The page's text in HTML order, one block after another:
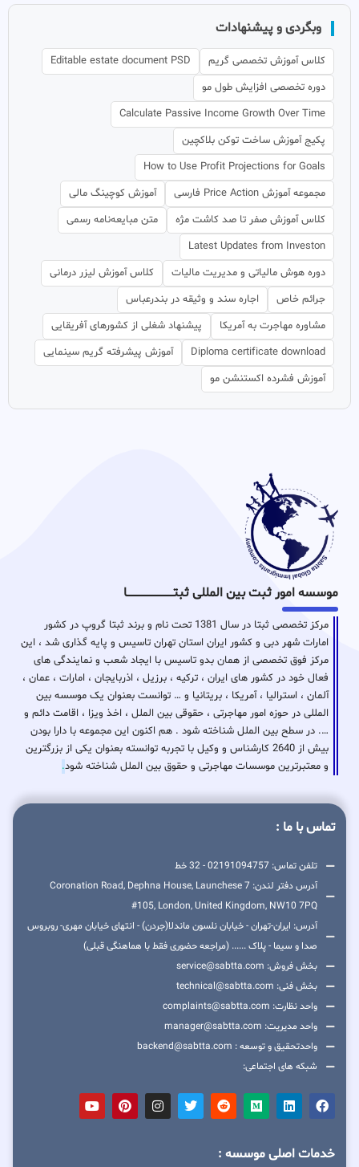
وبگردی و پیشنهادات
کلاس آموزش تخصصی گریم
Editable estate document PSD
دوره تخصصی افزایش طول مو
Calculate Passive Income Growth Over Time
پکیج آموزش ساخت توکن بلاکچین
How to Use Profit Projections for Goals
مجموعه آموزش Price Action فارسی
آموزش کوچینگ مالی
کلاس آموزش صفر تا صد کاشت مژه
متن مبایعه‌نامه رسمی
Latest Updates from Investon
دوره هوش مالیاتی و مدیریت مالیات
کلاس آموزش لیزر درمانی
جرائم خاص
اجاره سند و وثیقه در بندرعباس
مشاوره مهاجرت به آمریکا
پیشنهاد شغلی از کشورهای آفریقایی
Diploma certificate download
آموزش پیشرفته گریم سینمایی
آموزش فشرده اکستنشن مو
موسسه امور ثبت بین المللی ثبتـــــــــــــــــــــــــــــا
مرکز تخصصی ثبتا در سال 1381 تحت نام و برند ثبتا گروپ در کشور
امارات شهر دبی و کشور ایران استان تهران تاسیس و پایه گذاری شد ، این
مرکز فوق تخصصی از همان بدو تاسیس با ایجاد شعب و نمایندگی های
فعال خود در کشور های ایران ، ترکیه ، برزیل ، اذربایجان ، امارات ، عمان ،
آلمان ، استرالیا ، آمریکا ، بریتانیا و … توانست بعنوان یک موسسه بین
المللی در حوزه امور مهاجرتی ، حقوقی بین الملل ، اخذ ویزا ، اقامت دائم و
…. در سطح بین الملل شناخته شود . هم اکنون این مجموعه با دارا بودن
بیش از 2640 کارشناس و وکیل با تجربه توانسته بعنوان یکی از بزرگترین
و معتبرترین موسسات مهاجرتی و حقوق بین الملل شناخته شود.
تماس با ما :
تلفن تماس: 02191094757 - 32 خط
آدرس دفتر لندن: 7 Coronation Road, Dephna House, Launchese
#105, London, United Kingdom, NW10 7PQ
آدرس: ایران-تهران - خیابان نلسون ماندلا(جردن) - انتهای خیابان مهری- روبروس
صدا و سیما - پلاک ...... (مراجعه حضوری فقط با هماهنگی قبلی)
بخش فروش: service@sabtta.com
بخش فنی: technical@sabtta.com
واحد نظارت: complaints@sabtta.com
واحد مدیریت: manager@sabtta.com
واحدتحقیق و توسعه : backend@sabtta.com
شبکه های اجتماعی:
خدمات اصلی موسسه :